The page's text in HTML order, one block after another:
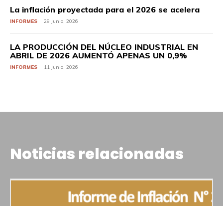
La inflación proyectada para el 2026 se acelera
INFORMES 29 Junio, 2026
LA PRODUCCIÓN DEL NÚCLEO INDUSTRIAL EN
ABRIL DE 2026 AUMENTÓ APENAS UN 0,9%
INFORMES 11 Junio, 2026
Noticias relacionadas